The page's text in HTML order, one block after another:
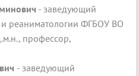
- заведующий
реаниматологии ФГБОУ ВО
профессор,
- заведующий